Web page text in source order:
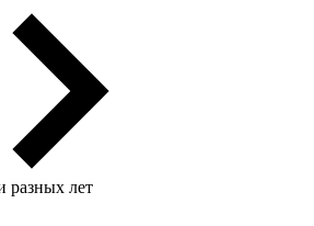
разных лет